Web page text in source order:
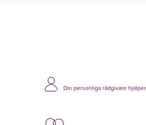
Din personliga rådgivare